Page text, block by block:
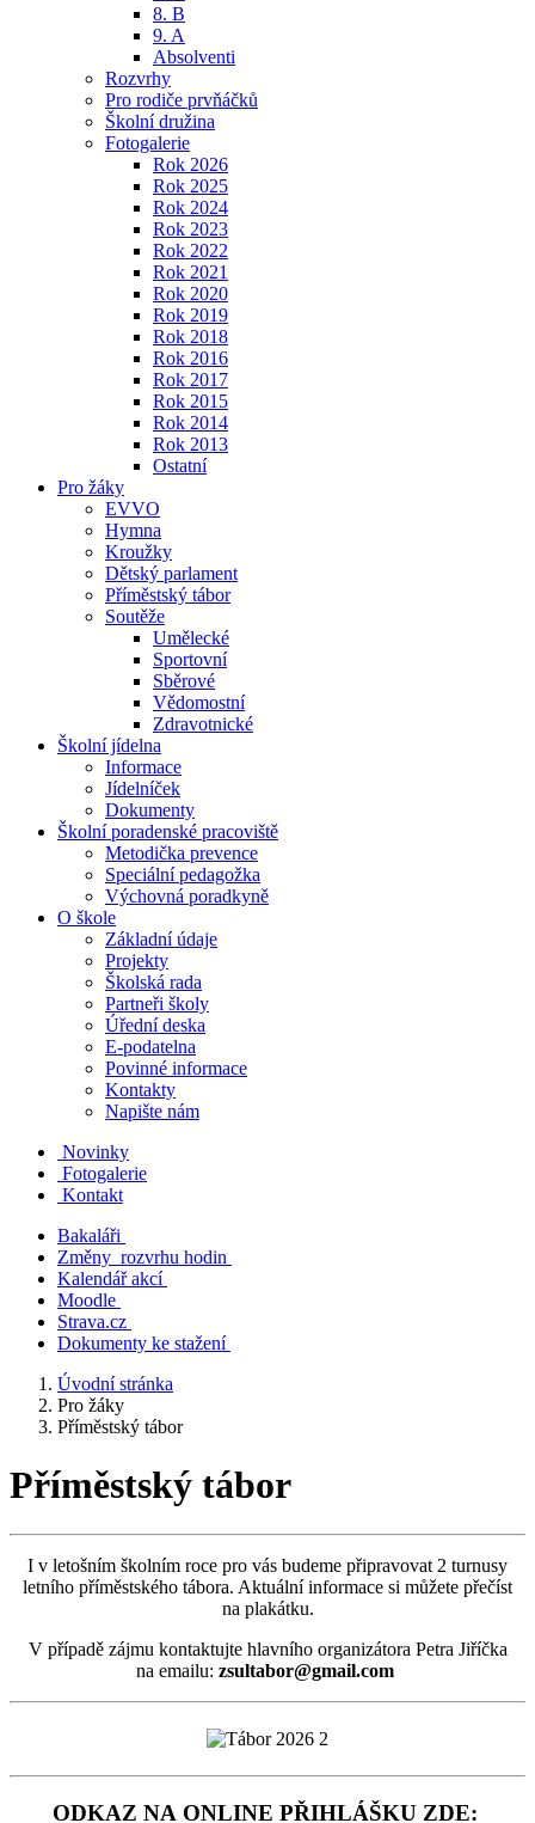
8. B
9. A
Absolventi
Rozvrhy
Pro rodiče prvňáčků
Školní družina
Fotogalerie
Rok 2026
Rok 2025
Rok 2024
Rok 2023
Rok 2022
Rok 2021
Rok 2020
Rok 2019
Rok 2018
Rok 2016
Rok 2017
Rok 2015
Rok 2014
Rok 2013
Ostatní
Pro žáky
EVVO
Hymna
Kroužky
Dětský parlament
Příměstský tábor
Soutěže
Umělecké
Sportovní
Sběrové
Vědomostní
Zdravotnické
Školní jídelna
Informace
Jídelníček
Dokumenty
Školní poradenské pracoviště
Metodička prevence
Speciální pedagožka
Výchovná poradkyně
O škole
Základní údaje
Projekty
Školská rada
Partneři školy
Úřední deska
E-podatelna
Povinné informace
Kontakty
Napište nám
Novinky
Fotogalerie
Kontakt
Bakaláři
Změny rozvrhu hodin
Kalendář akcí
Moodle
Strava.cz
Dokumenty ke stažení
Úvodní stránka
Pro žáky
Příměstský tábor
Příměstský tábor
I v letošním školním roce pro vás budeme připravovat 2 turnusy
letního příměstského tábora. Aktuální informace si můžete přečíst
na plakátku.
V případě zájmu kontaktujte hlavního organizátora Petra Jiříčka
na emailu: zsultabor@gmail.com
ODKAZ NA ONLINE PŘIHLÁŠKU ZDE: